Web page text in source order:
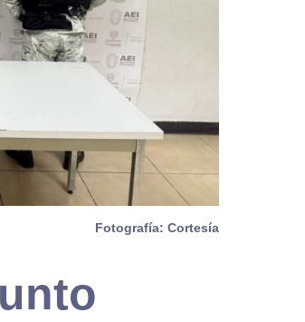
Fotografía: Cortesía